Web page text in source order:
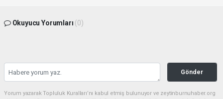
Okuyucu Yorumları (0)
Gönder
Yorum yazarak Topluluk Kuralları’nı kabul etmiş bulunuyor ve zeytinburnuhaber.org